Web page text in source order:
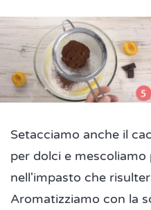
Setacciamo anche il
per dolci e
nell'impasto che
Aromatizziamo con la